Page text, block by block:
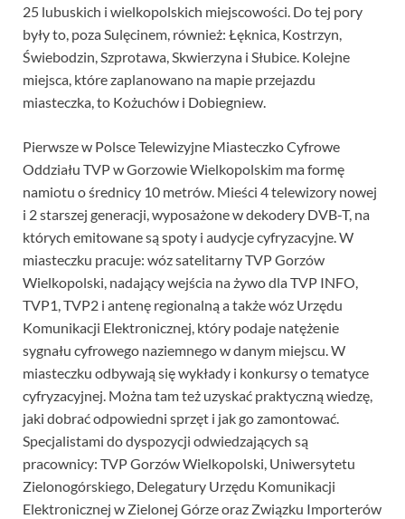
25 lubuskich i wielkopolskich miejscowości. Do tej pory
były to, poza Sulęcinem, również: Łęknica, Kostrzyn,
Świebodzin, Szprotawa, Skwierzyna i Słubice. Kolejne
miejsca, które zaplanowano na mapie przejazdu
miasteczka, to Kożuchów i Dobiegniew.
Pierwsze w Polsce Telewizyjne Miasteczko Cyfrowe
Oddziału TVP w Gorzowie Wielkopolskim ma formę
namiotu o średnicy 10 metrów. Mieści 4 telewizory nowej
i 2 starszej generacji, wyposażone w dekodery DVB-T, na
których emitowane są spoty i audycje cyfryzacyjne. W
miasteczku pracuje: wóz satelitarny TVP Gorzów
Wielkopolski, nadający wejścia na żywo dla TVP INFO,
TVP1, TVP2 i antenę regionalną a także wóz Urzędu
Komunikacji Elektronicznej, który podaje natężenie
sygnału cyfrowego naziemnego w danym miejscu. W
miasteczku odbywają się wykłady i konkursy o tematyce
cyfryzacyjnej. Można tam też uzyskać praktyczną wiedzę,
jaki dobrać odpowiedni sprzęt i jak go zamontować.
Specjalistami do dyspozycji odwiedzających są
pracownicy: TVP Gorzów Wielkopolski, Uniwersytetu
Zielonogórskiego, Delegatury Urzędu Komunikacji
Elektronicznej w Zielonej Górze oraz Związku Importerów